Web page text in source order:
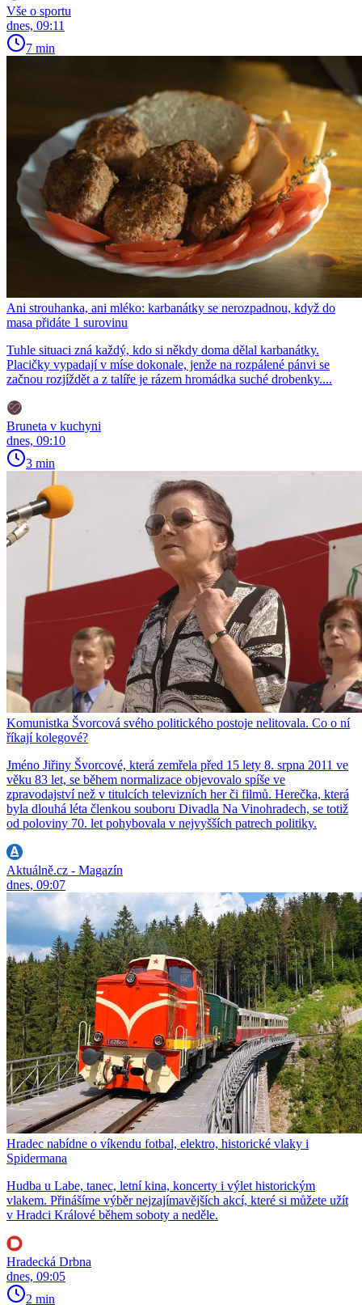
Vše o sportu
dnes, 09:11
7 min
Ani strouhanka, ani mléko: karbanátky se nerozpadnou, když do
masa přidáte 1 surovinu
Tuhle situaci zná každý, kdo si někdy doma dělal karbanátky.
Placičky vypadají v míse dokonale, jenže na rozpálené pánvi se
začnou rozjíždět a z talíře je rázem hromádka suché drobenky....
Bruneta v kuchyni
dnes, 09:10
3 min
Komunistka Švorcová svého politického postoje nelitovala. Co o ní
říkají kolegové?
Jméno Jiřiny Švorcové, která zemřela před 15 lety 8. srpna 2011 ve
věku 83 let, se během normalizace objevovalo spíše ve
zpravodajství než v titulcích televizních her či filmů. Herečka, která
byla dlouhá léta členkou souboru Divadla Na Vinohradech, se totiž
od poloviny 70. let pohybovala v nejvyšších patrech politiky.
Aktuálně.cz - Magazín
dnes, 09:07
Hradec nabídne o víkendu fotbal, elektro, historické vlaky i
Spidermana
Hudba u Labe, tanec, letní kina, koncerty i výlet historickým
vlakem. Přinášíme výběr nejzajímavějších akcí, které si můžete užít
v Hradci Králové během soboty a neděle.
Hradecká Drbna
dnes, 09:05
2 min